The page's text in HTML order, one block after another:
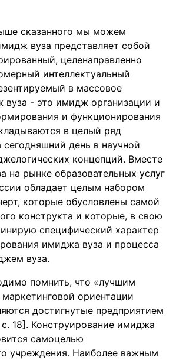
сказанного мы можем
вуза представляет собой
целенаправленно
интеллектуальный
в массовое
вуза - это имидж организации и
и функционирования
в целый ряд
сегодняшний день в научной
концепций. Вместе
на рынке образовательных услуг
обладает целым набором
которые обусловлены самой
конструкта и которые, в свою
специфический характер
имиджа вуза и процесса
вуза.
помнить, что «лучшим
ориентации
достигнутые предприятием
с. 18]. Конструирование имиджа
самоцелью
учреждения. Наиболее важным